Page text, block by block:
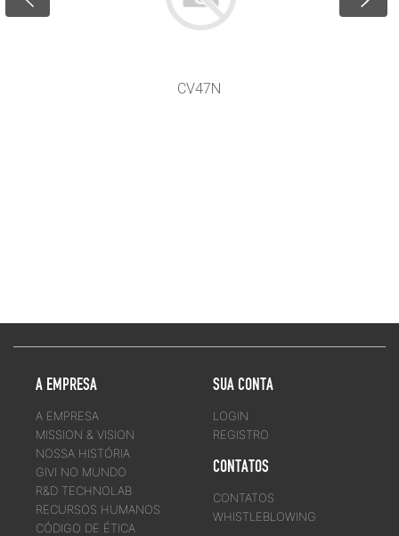
CV47N
A EMPRESA
A EMPRESA
MISSION & VISION
NOSSA HISTÓRIA
GIVI NO MUNDO
R&D TECHNOLAB
RECURSOS HUMANOS
CÓDIGO DE ÉTICA
SUA CONTA
LOGIN
REGISTRO
CONTATOS
CONTATOS
WHISTLEBLOWING